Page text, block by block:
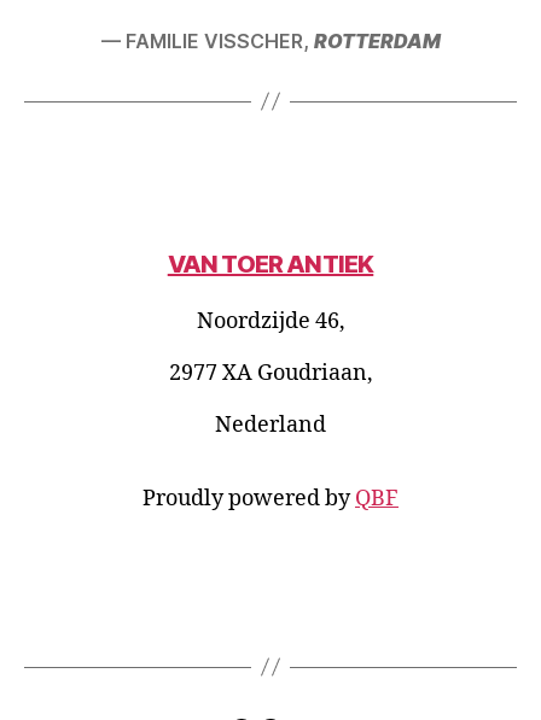
— FAMILIE VISSCHER, ROTTERDAM
VAN TOER ANTIEK
Noordzijde 46,
2977 XA Goudriaan,
Nederland
Proudly powered byQBF